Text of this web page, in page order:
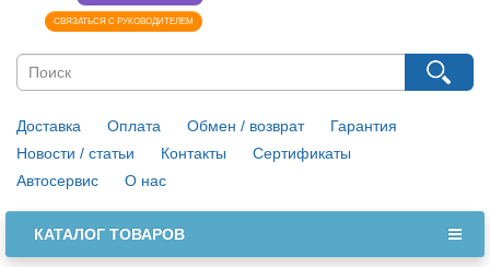
СВЯЗАТЬСЯ С РУКОВОДИТЕЛЕМ
Доставка Оплата Обмен / возврат
Гарантия
Новости / статьи
Контакты
Сертификаты
Автосервис
О нас
КАТАЛОГ ТОВАРОВ